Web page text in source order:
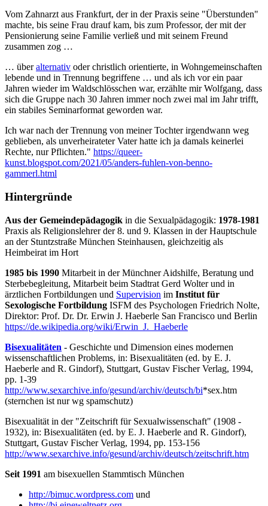
Vom Zahnarzt aus Frankfurt, der in der Praxis seine "Überstunden"
machte, bis seine Frau drauf kam, bis zum Professor, der mit der
Pensionierung seine Familie verließ und mit seinem Freund
zusammen zog …
… überalternativ oder christlich orientierte, in Wohngemeinschaften
lebende und in Trennung begriffene … und als ich vor ein paar
Jahren wieder im Waldschlösschen war, erzählte mir Wolfgang, dass
sich die Gruppe nach 30 Jahren immer noch zwei mal im Jahr trifft,
ein stabiles Seminarformat geworden war.
Ich war nach der Trennung von meiner Tochter irgendwann weg
geblieben, als unverheirateter Vater hatte ich ja damals keinerlei
Rechte, nur Pflichten." https://queer-
kunst.blogspot.com/2021/05/anders-fuhlen-von-benno-
gammerl.html
Hintergründe
Aus der Gemeindepädagogik in die Sexualpädagogik: 1978-1981
Praxis als Religionslehrer der 8. und 9. Klassen in der Hauptschule
an der Stuntzstraße München Steinhausen, gleichzeitig als
Heimbeirat im Hort
1985 bis 1990 Mitarbeit in der Münchner Aidshilfe, Beratung und
Sterbebegleitung, Mitarbeit beim Stadtrat Gerd Wolter und in
ärztlichen Fortbildungen und Supervision im Institut für
Sexologische Fortbildung ISFM des Psychologen Friedrich Nolte,
Direktor: Prof. Dr. Dr. Erwin J. Haeberle San Francisco und Berlin
https://de.wikipedia.org/wiki/Erwin_J._Haeberle
Bisexualitäten - Geschichte und Dimension eines modernen
wissenschaftlichen Problems, in: Bisexualitäten (ed. by E. J.
Haeberle and R. Gindorf), Stuttgart, Gustav Fischer Verlag, 1994,
pp. 1-39
http://www.sexarchive.info/gesund/archiv/deutsch/bi*sex.htm
(sternchen ist nur wg spamschutz)
Bisexualität in der "Zeitschrift für Sexualwissenschaft" (1908 -
1932), in: Bisexualitäten (ed. by E. J. Haeberle and R. Gindorf),
Stuttgart, Gustav Fischer Verlag, 1994, pp. 153-156
http://www.sexarchive.info/gesund/archiv/deutsch/zeitschrift.htm
Seit 1991 am bisexuellen Stammtisch München
http://bimuc.wordpress.com und